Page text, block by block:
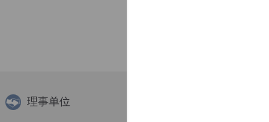
理事单位